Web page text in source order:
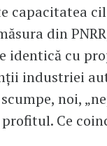
capacitatea
din
identică cu
industriei
noi,
Ce